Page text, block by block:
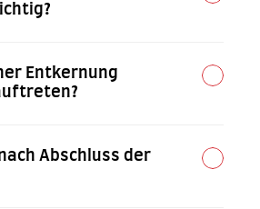
Entkernung
Abschluss der